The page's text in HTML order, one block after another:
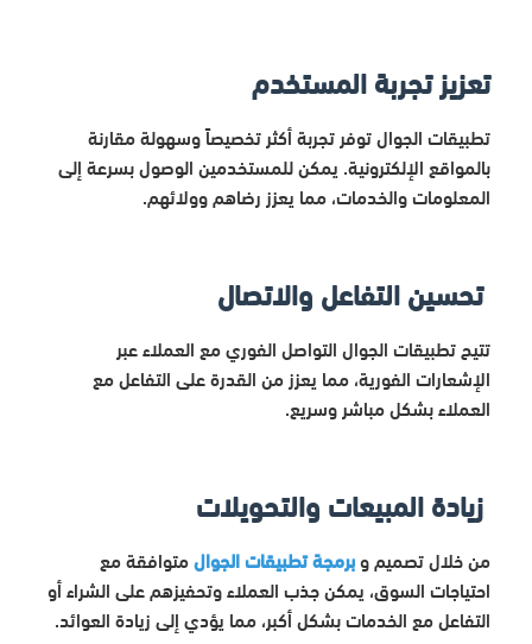
تعزيز تجربة المستخدم
تطبيقات الجوال توفر تجربة أكثر تخصيصاً وسهولة مقارنة
بالمواقع الإلكترونية. يمكن للمستخدمين الوصول بسرعة إلى
المعلومات والخدمات، مما يعزز رضاهم وولائهم.
تحسين التفاعل والاتصال
تتيح تطبيقات الجوال التواصل الفوري مع العملاء عبر
الإشعارات الفورية، مما يعزز من القدرة على التفاعل مع
العملاء بشكل مباشر وسريع.
زيادة المبيعات والتحويلات
من خلال تصميم وبرمجة تطبيقات الجوالمتوافقة مع
احتياجات السوق، يمكن جذب العملاء وتحفيزهم على الشراء أو
التفاعل مع الخدمات بشكل أكبر، مما يؤدي إلى زيادة العوائد.